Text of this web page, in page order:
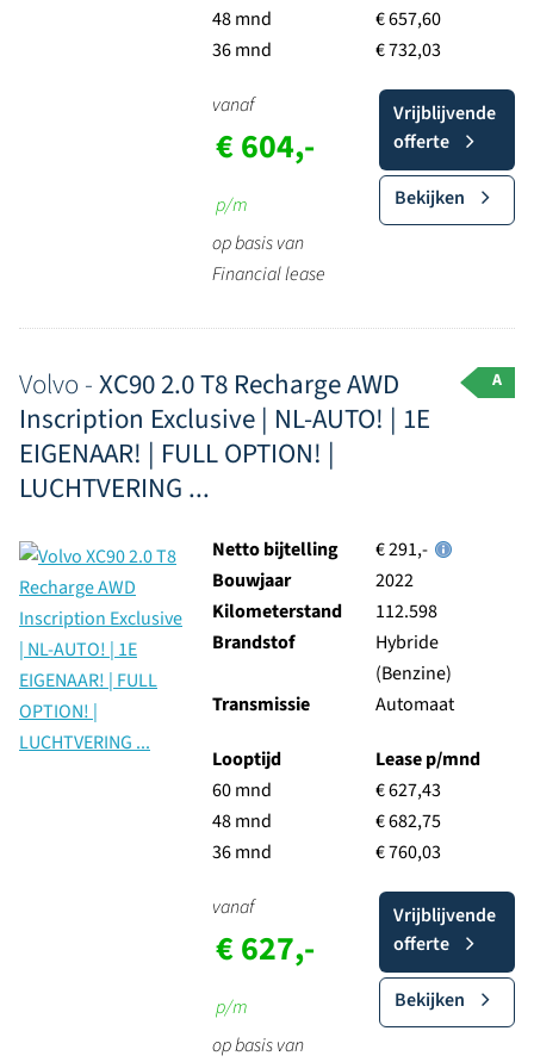
48 mnd
36 mnd
€ 657,60
€ 732,03
vanaf
€ 604,-
p/m
op basis van
Financial lease
Vrijblijvende
offerte
Bekijken
Volvo -XC90 2.0 T8 Recharge AWD
Inscription Exclusive | NL-AUTO! | 1E
EIGENAAR! | FULL OPTION! |
LUCHTVERING ...
A
Netto bijtelling
€ 291,-
Bouwjaar
2022
Kilometerstand
112.598
Brandstof
Hybride
(Benzine)
Transmissie
Automaat
Looptijd
60 mnd
48 mnd
36 mnd
Lease p/mnd
€ 627,43
€ 682,75
€ 760,03
vanaf
€ 627,-
p/m
op basis van
Vrijblijvende
offerte
Bekijken